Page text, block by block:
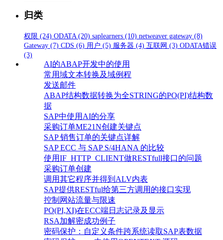
归类
权限 (24) ODATA (20) saplearners (10) netweaver gateway (8)
Gateway (7) CDS (6) 用户 (5) 服务器 (4) 互联网 (3) ODATA错误
(3)
AI的ABAP开发中的使用
常用域文本转换及域例程
发送邮件
ABAP结构数据转换为全STRING的PO(PI)结构数
据
SAP中使用AI的分享
采购订单ME21N创建关键点
SAP 销售订单的关键点详解
SAP ECC 与 SAP S/4HANA 的比较
使用IF_HTTP_CLIENT做RESTfull接口的问题
采购订单创建
调用其它程序并得到ALV内表
SAP提供RESTful给第三方调用的接口实现
控制网站流量与限速
PO(PI,XI)在ECC端日志记录及显示
RSA加解密成功例子
密码保护：自定义条件跨系统读取SAP表数据